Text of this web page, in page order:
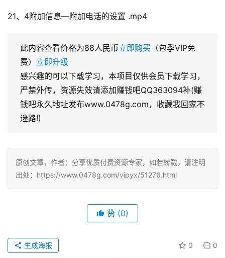
21、4附加信息—附加电话的设置 .mp4
此内容查看价格为88人民币立即购买 （包季VIP免
费） 立即升级
感兴趣的可以下载学习，本项目仅供会员下载学习，
严禁外传，资源失效请添加赚钱吧QQ363094补(赚
钱吧永久地址发布www.0478g.com，收藏我回家不
迷路!)
原创文章，作者：分享优质付费资源专家，如若转载，请注明
出处：https://www.0478g.com/vipyx/51276.html
赞 (0)
0 0
生成海报